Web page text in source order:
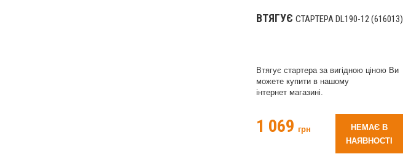
ВТЯГУЄ СТАРТЕРА DL190-12 (616013)
Втягує стартера за вигідною ціною Ви
можете купити в нашому
інтернет магазині.
1 069 грн
НЕМАЄ В
НАЯВНОСТІ